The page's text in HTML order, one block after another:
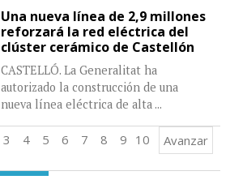
Una nueva línea de 2,9 millones
reforzará la red eléctrica del
clúster cerámico de Castellón
CASTELLÓ. La Generalitat ha
autorizado la construcción de una
nueva línea eléctrica de alta ...
3 4 5 6 7 8 9 10 Avanzar